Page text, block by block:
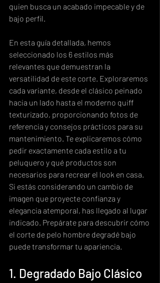
quien busca un acabado impecable y de
bajo perfil.
En esta guía detallada, hemos
seleccionado los 6 estilos más
relevantes que demuestran la
versatilidad de este corte. Exploraremos
cada variante, desde el clásico peinado
hacia un lado hasta el moderno quiff
texturizado, proporcionando fotos de
referencia y consejos prácticos para su
mantenimiento. Te explicaremos cómo
pedir exactamente cada estilo a tu
peluquero y qué productos son
necesarios para recrear el look en casa.
Si estás considerando un cambio de
imagen que proyecte confianza y
elegancia atemporal, has llegado al lugar
indicado. Prepárate para descubrir cómo
el corte de pelo hombre degradé bajo
puede transformar tu apariencia.
1. Degradado Bajo Clásico